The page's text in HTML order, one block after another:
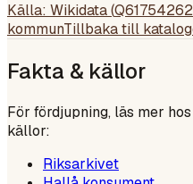
Källa: Wikidata (Q61754262
kommunTillbaka till
Fakta & källor
För fördjupning, läs mer
källor:
Riksarkivet